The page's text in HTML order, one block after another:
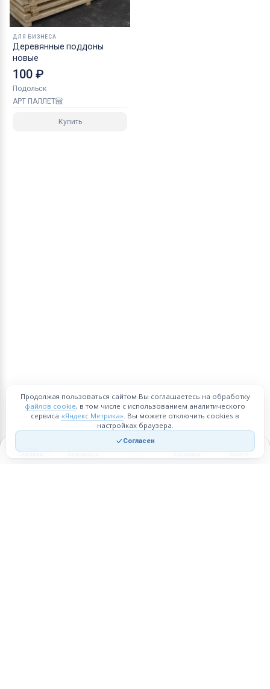
ДЛЯ БИЗНЕСА
Деревянные поддоны
новые
100 ₽
Подольск
АРТ ПАЛЛЕТ
Купить
Главная Закладки Корзина Войти
Продолжая пользоваться сайтом Вы соглашаетесь на обработку
файлов cookie, в том числе с использованием аналитического
сервиса «Яндекс Метрика». Вы можете отключить cookies в
настройках браузера.
Согласен